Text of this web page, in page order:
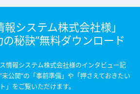
報システム株式会社様」
の秘訣”無料ダウンロード
情報システム株式会社様のインタビュー記
未公開”の「事前準備」や「押さえておきたい
」をご覧いただけます。